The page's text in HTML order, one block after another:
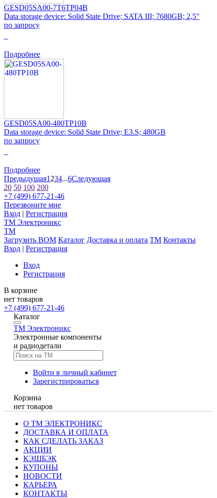
GESD05SA00-7T6TP04B
Data storage device: Solid State Drive; SATA III; 7680GB; 2,5"
по запросу
Подробнее
GESD05SA00-480TP10B
Data storage device: Solid State Drive; E3.S; 480GB
по запросу
Подробнее
Предыдущая1 234...6Следующая
20 50 100 200
+7 (499) 677-21-46
Перезвоните мне
Вход | Регистрация
TM Электроникс
TM
Загрузить BOM Каталог Доставка и оплата TM Контакты
Вход | Регистрация
Вход
Регистрация
В корзине
нет товаров
+7 (499) 677-21-46
Каталог
TM Электроникс
Электронные компоненты
и радиодетали
Войти в личный кабинет
Зарегистрироваться
Корзина
нет товаров
О ТМ ЭЛЕКТРОНИКС
ДОСТАВКА И ОПЛАТА
КАК СДЕЛАТЬ ЗАКАЗ
АКЦИИ
КЭШБЭК
КУПОНЫ
НОВОСТИ
КАРЬЕРА
КОНТАКТЫ